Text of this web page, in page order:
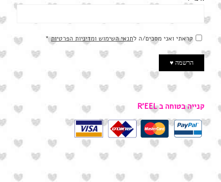
קראתי ואני מסכים/ה לתנאי השימוש ומדיניות הפרטיות*
קנייה בטוחה ב R’EEL